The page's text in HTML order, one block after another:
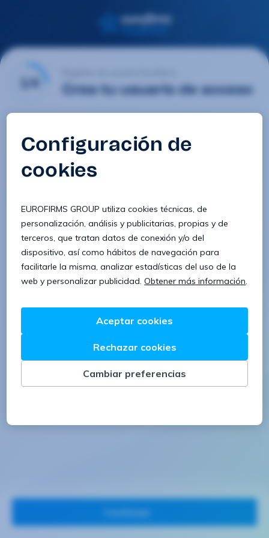
1/4 Crea tu usuario de acceso
Contraseña
Confirmar contraseña
8 caracteres 1 letra minúscula
1 letra mayúscula 1 número